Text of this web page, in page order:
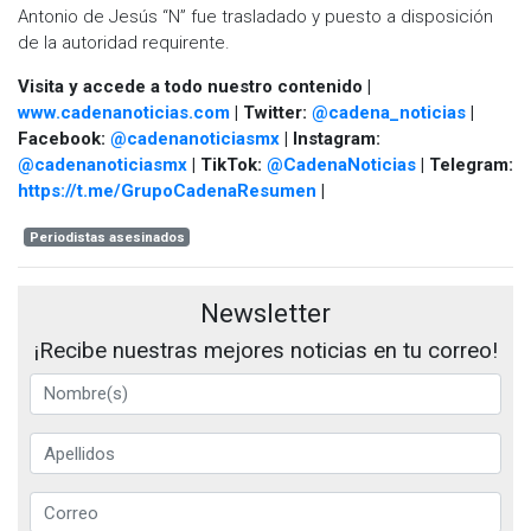
Antonio de Jesús “N” fue trasladado y puesto a disposición
de la autoridad requirente.
Visita y accede a todo nuestro contenido |
www.cadenanoticias.com | Twitter: @cadena_noticias |
Facebook: @cadenanoticiasmx | Instagram:
@cadenanoticiasmx | TikTok: @CadenaNoticias | Telegram:
https://t.me/GrupoCadenaResumen |
Periodistas asesinados
Newsletter
¡Recibe nuestras mejores noticias en tu correo!